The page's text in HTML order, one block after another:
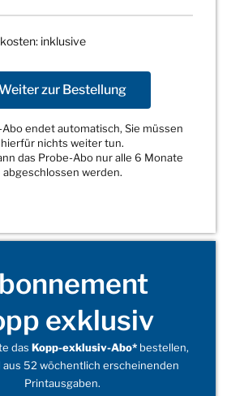
inklusive
zur Bestellung
Abo endet automatisch, Sie müssen
hierfür nichts weiter tun.
das Probe-Abo nur alle 6 Monate
abgeschlossen werden.
exklusiv
das Kopp-exklusiv-Abo*bestellen,
52 wöchentlich erscheinenden
Printausgaben.